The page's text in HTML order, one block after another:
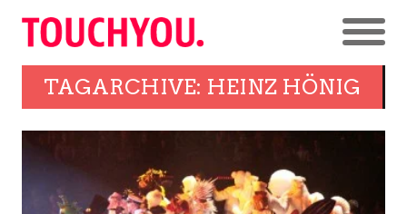
TAGARCHIVE: HEINZ HÖNIG